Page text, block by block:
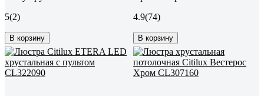
5(2)
В корзину
4.9(74)
В корзину